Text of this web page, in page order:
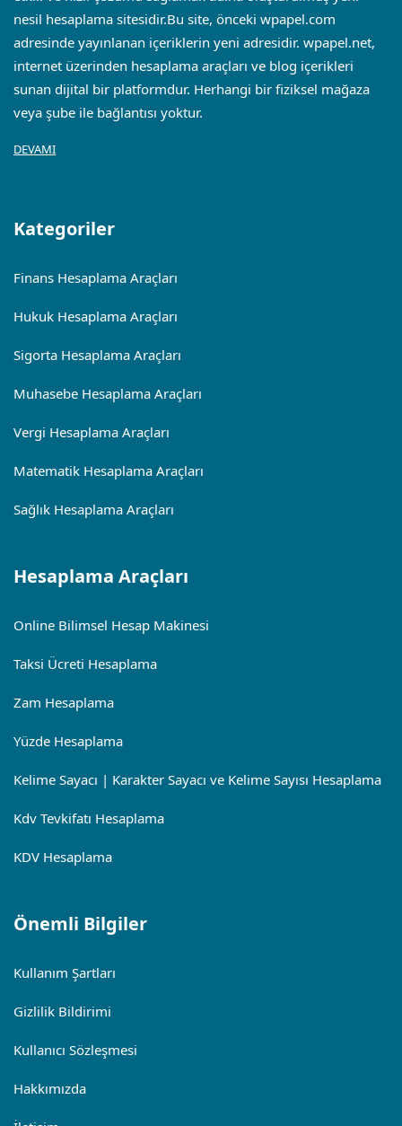
nesil hesaplama sitesidir.Bu site, önceki wpapel.com
adresinde yayınlanan içeriklerin yeni adresidir. wpapel.net,
internet üzerinden hesaplama araçları ve blog içerikleri
sunan dijital bir platformdur. Herhangi bir fiziksel mağaza
veya şube ile bağlantısı yoktur.
DEVAMI
Kategoriler
Finans Hesaplama Araçları
Hukuk Hesaplama Araçları
Sigorta Hesaplama Araçları
Muhasebe Hesaplama Araçları
Vergi Hesaplama Araçları
Matematik Hesaplama Araçları
Sağlık Hesaplama Araçları
Hesaplama Araçları
Online Bilimsel Hesap Makinesi
Taksi Ücreti Hesaplama
Zam Hesaplama
Yüzde Hesaplama
Kelime Sayacı | Karakter Sayacı ve Kelime Sayısı Hesaplama
Kdv Tevkifatı Hesaplama
KDV Hesaplama
Önemli Bilgiler
Kullanım Şartları
Gizlilik Bildirimi
Kullanıcı Sözleşmesi
Hakkımızda